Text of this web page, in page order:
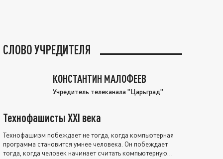
СЛОВО УЧРЕДИТЕЛЯ
КОНСТАНТИН МАЛОФЕЕВ
Учредитель телеканала "Царьград"
Технофашисты XXI века
Технофашизм побеждает не тогда, когда компьютерная
программа становится умнее человека. Он побеждает
тогда, когда человек начинает считать компьютерную